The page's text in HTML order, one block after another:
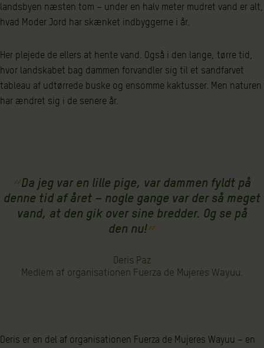
landsbyen næsten tom – under en halv meter mudret vand er alt,
hvad Moder Jord har skænket indbyggerne i år.
Her plejede de ellers at hente vand. Også i den lange, tørre tid,
hvor landskabet bag dammen forvandler sig til et sandfarvet
tableau af udtørrede buske og ensomme kaktusser. Men naturen
har ændret sig i de senere år.
Da jeg var en lille pige, var dammen fyldt på
denne tid af året – nogle gange var der så meget
vand, at den gik over sine bredder. Og se på
den nu!
Deris Paz
Medlem af organisationen Fuerza de Mujeres Wayuu.
Deris er en del af organisationen Fuerza de Mujeres Wayuu – en